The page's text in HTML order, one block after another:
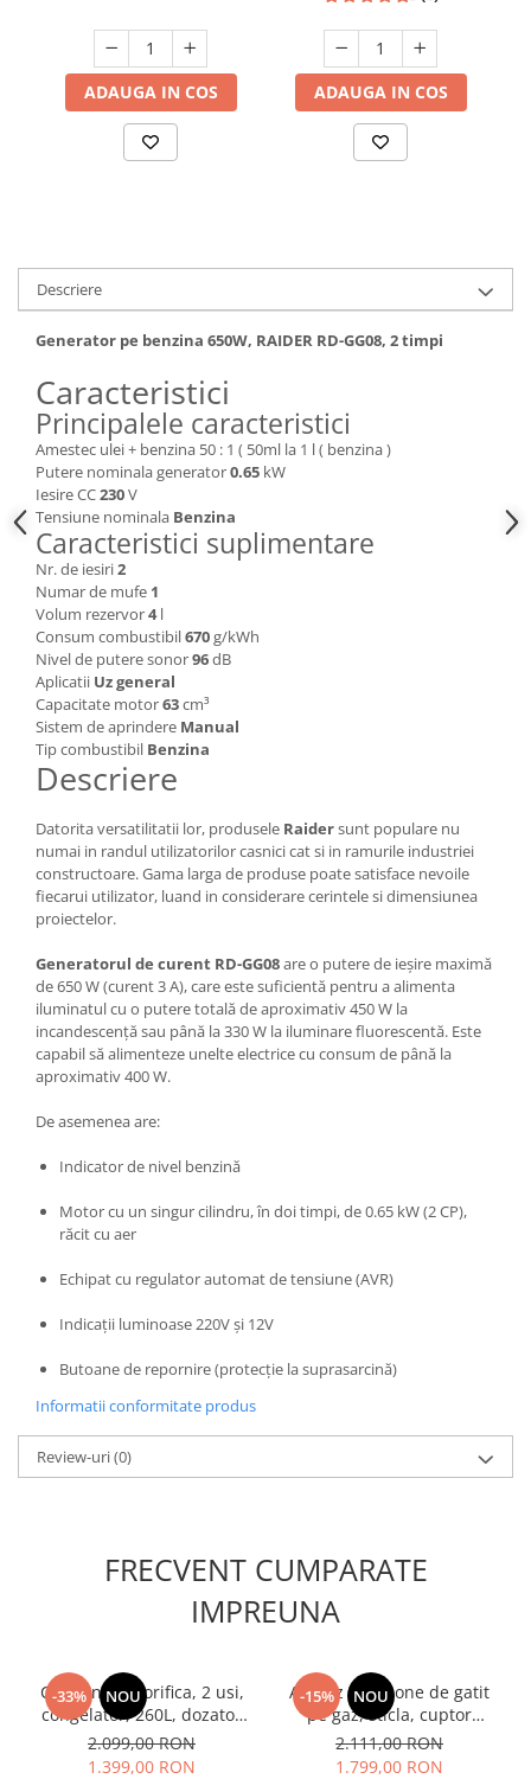
Hota tavan
Hote cupolare
Hote traditionale
Masini de Spalat Rufe & Uscatoare
Accesorii masini de spalat &
Masini automate de spalat rufe
Masini de spalat rufe cu uscator
Masini de spalat rufe verticale
Uscatoare de rufe
Masini de spalat vase
Masini de spalat vase incorporabile
Masini de spalat vase
independente
Motoburghiu/Foreza pamant
Pachete Incorporabile
Pirostrii & Arzatoare
Plasa umbrire
Pompe de stropit
Radiatoare
Semanatoare,Plantatoare
Sere
Sobe pe gaz & electrice
Suflante & Aspiratoare
Aspiratoare
Suflante Frunze
Unelte Gradinarit
Ventilatoare
Zootehnie
Foarfeci tuns oi
Incubatoare oua
ADAUGA IN COS ADAUGA IN COS
Descriere
Generator pe benzina 650W, RAIDER RD-GG08, 2 timpi
Caracteristici
Principalele caracteristici
Amestec ulei + benzina 50 : 1 ( 50ml la 1 l ( benzina )
Putere nominala generator0.65 kW
Iesire CC230V
Tensiune nominala Benzina
Caracteristici suplimentare
Nr. de iesiri2
Numar de mufe 1
Volum rezervor4l
Consum combustibil670g/kWh
Nivel de putere sonor96dB
Aplicatii Uz general
Capacitate motor63cm³
Sistem de aprindere Manual
Tip combustibil Benzina
Descriere
Datorita versatilitatii lor, produsele Raidersunt populare nu
numai in randul utilizatorilor casnici cat si in ramurile industriei
constructoare. Gama larga de produse poate satisface nevoile
fiecarui utilizator, luand in considerare cerintele si dimensiunea
proiectelor.
Generatorul de curent RD-GG08are o putere de ieșire maximă
de 650 W (curent 3 A), care este suficientă pentru a alimenta
iluminatul cu o putere totală de aproximativ 450 W la
incandescență sau până la 330 W la iluminare fluorescentă. Este
capabil să alimenteze unelte electrice cu consum de până la
aproximativ 400 W.
De asemenea are:
Indicator de nivel benzină
Motor cu un singur cilindru, în doi timpi, de 0.65 kW (2 CP),
răcit cu aer
Echipat cu regulator automat de tensiune (AVR)
Indicații luminoase 220V și 12V
Butoane de repornire (protecție la suprasarcină)
Informatii conformitate produs
Review-uri(0)
FRECVENT CUMPARATE
IMPREUNA
-33% NOU
Combina frigorifica, 2 usi,
congelator, 260L, dozator
de apa, Inox, SAMUS
2.099,00 RON
1.399,00 RON
-15% NOU
Aragaz cu 4 zone de gatit
pe gaz, sticla, cuptor
electric, Samus SM665AENS
ANTRAHCIT
2.111,00 RON
1.799,00 RON